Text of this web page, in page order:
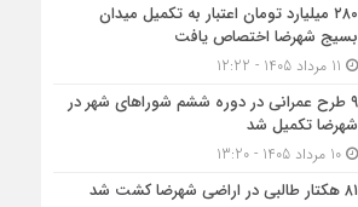
۲۸۰ میلیارد تومان اعتبار به تکمیل میدان
بسیج شهرضا اختصاص یافت
۹ طرح عمرانی در دوره ششم شوراهای شهر در
شهرضا تکمیل شد
10 مرداد 1405 - 13:20
۸۱ هکتار طالبی در اراضی شهرضا کشت شد